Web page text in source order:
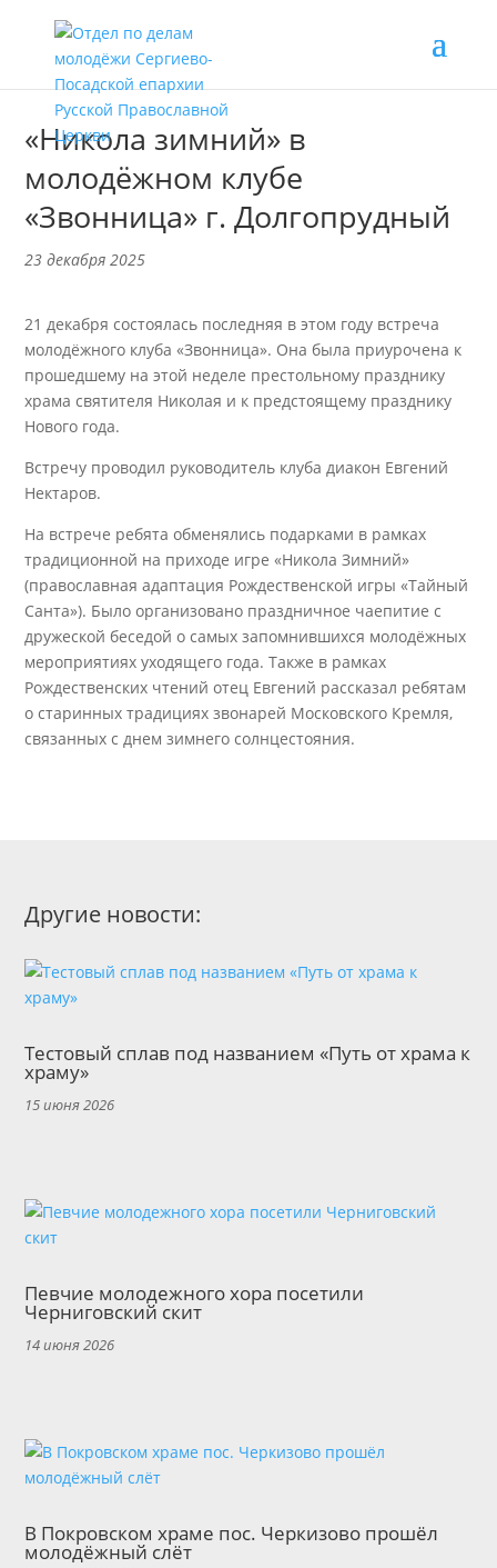
«Никола зимний» в
молодёжном клубе
«Звонница» г. Долгопрудный
23 декабря 2025
21 декабря состоялась последняя в этом году встреча
молодёжного клуба «Звонница». Она была приурочена к
прошедшему на этой неделе престольному празднику
храма святителя Николая и к предстоящему празднику
Нового года.
Встречу проводил руководитель клуба диакон Евгений
Нектаров.
На встрече ребята обменялись подарками в рамках
традиционной на приходе игре «Никола Зимний»
(православная адаптация Рождественской игры «Тайный
Санта»). Было организовано праздничное чаепитие с
дружеской беседой о самых запомнившихся молодёжных
мероприятиях уходящего года. Также в рамках
Рождественских чтений отец Евгений рассказал ребятам
о старинных традициях звонарей Московского Кремля,
связанных с днем зимнего солнцестояния.
Другие новости:
Тестовый сплав под названием «Путь от храма к
храму»
15 июня 2026
Певчие молодежного хора посетили
Черниговский скит
14 июня 2026
В Покровском храме пос. Черкизово прошёл
молодёжный слёт